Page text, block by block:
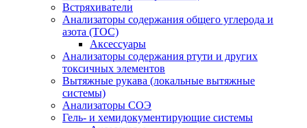
Встряхиватели
Анализаторы содержания общего углерода и
азота (ТОС)
Аксессуары
Анализаторы содержания ртути и других
токсичных элементов
Вытяжные рукава (локальные вытяжные
системы)
Анализаторы СОЭ
Гель- и хемидокументирующие системы